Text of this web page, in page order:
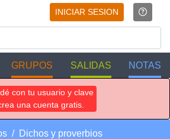
INICIAR SESION
GRUPOS SALIDAS NOTAS
con tu usuario y clave
una cuenta gratis.
Dichos y proverbios